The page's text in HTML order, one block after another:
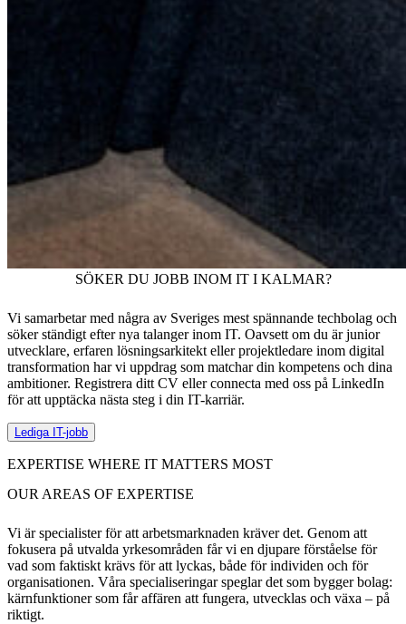
SÖKER DU JOBB INOM IT I KALMAR?
Vi samarbetar med några av Sveriges mest spännande techbolag och
söker ständigt efter nya talanger inom IT. Oavsett om du är junior
utvecklare, erfaren lösningsarkitekt eller projektledare inom digital
transformation har vi uppdrag som matchar din kompetens och dina
ambitioner. Registrera ditt CV eller connecta med oss på LinkedIn
för att upptäcka nästa steg i din IT-karriär.
Lediga IT-jobb
EXPERTISE WHERE IT MATTERS MOST
OUR AREAS OF EXPERTISE
Vi är specialister för att arbetsmarknaden kräver det. Genom att
fokusera på utvalda yrkesområden får vi en djupare förståelse för
vad som faktiskt krävs för att lyckas, både för individen och för
organisationen. Våra specialiseringar speglar det som bygger bolag:
kärnfunktioner som får affären att fungera, utvecklas och växa – på
riktigt.